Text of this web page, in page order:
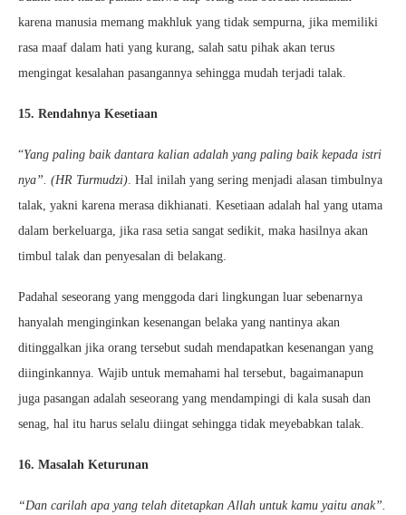
karena manusia memang makhluk yang tidak sempurna, jika memiliki
rasa maaf dalam hati yang kurang, salah satu pihak akan terus
mengingat kesalahan pasangannya sehingga mudah terjadi talak.
15. Rendahnya Kesetiaan
“Yang paling baik dantara kalian adalah yang paling baik kepada istri
nya”. (HR Turmudzi). Hal inilah yang sering menjadi alasan timbulnya
talak, yakni karena merasa dikhianati. Kesetiaan adalah hal yang utama
dalam berkeluarga, jika rasa setia sangat sedikit, maka hasilnya akan
timbul talak dan penyesalan di belakang.
Padahal seseorang yang menggoda dari lingkungan luar sebenarnya
hanyalah menginginkan kesenangan belaka yang nantinya akan
ditinggalkan jika orang tersebut sudah mendapatkan kesenangan yang
diinginkannya. Wajib untuk memahami hal tersebut, bagaimanapun
juga pasangan adalah seseorang yang mendampingi di kala susah dan
senag, hal itu harus selalu diingat sehingga tidak meyebabkan talak.
16. Masalah Keturunan
“Dan carilah apa yang telah ditetapkan Allah untuk kamu yaitu anak”.